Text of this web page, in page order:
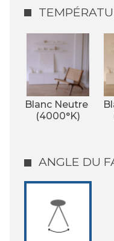
Blanc Neutre
(4000°K)
ANGLE DU